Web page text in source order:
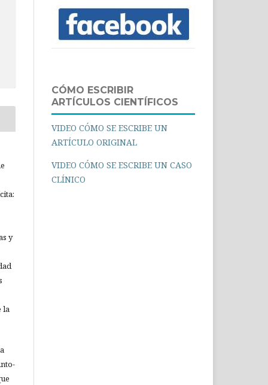
y
la
CÓMO ESCRIBIR
ARTÍCULOS CIENTÍFICOS
VIDEO CÓMO SE ESCRIBE UN
ARTÍCULO ORIGINAL
VIDEO CÓMO SE ESCRIBE UN CASO
CLÍNICO